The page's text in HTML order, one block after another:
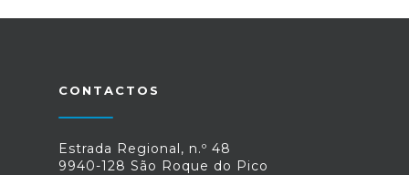
CONTACTOS
Estrada Regional, n.º 48
9940-128 São Roque do Pico